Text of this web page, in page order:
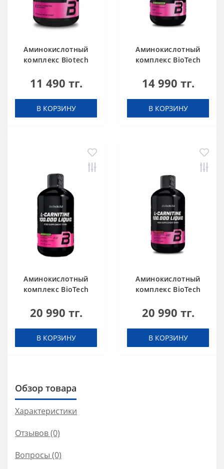
Аминокислотный
комплекс Biotech
Chrome 60 таблеток
11 490 тг.
В КОРЗИНУ
Аминокислотный
комплекс BioTech
Chrome concentrate
14 990 тг.
В КОРЗИНУ
Аминокислотный
комплекс BioTech
100.000 Apple 500 мл
20 990 тг.
В КОРЗИНУ
Аминокислотный
комплекс BioTech
100.000 Cherry 500
20 990 тг.
В КОРЗИНУ
Обзор товара
Характеристики
Отзывов (0)
Вопросы (0)